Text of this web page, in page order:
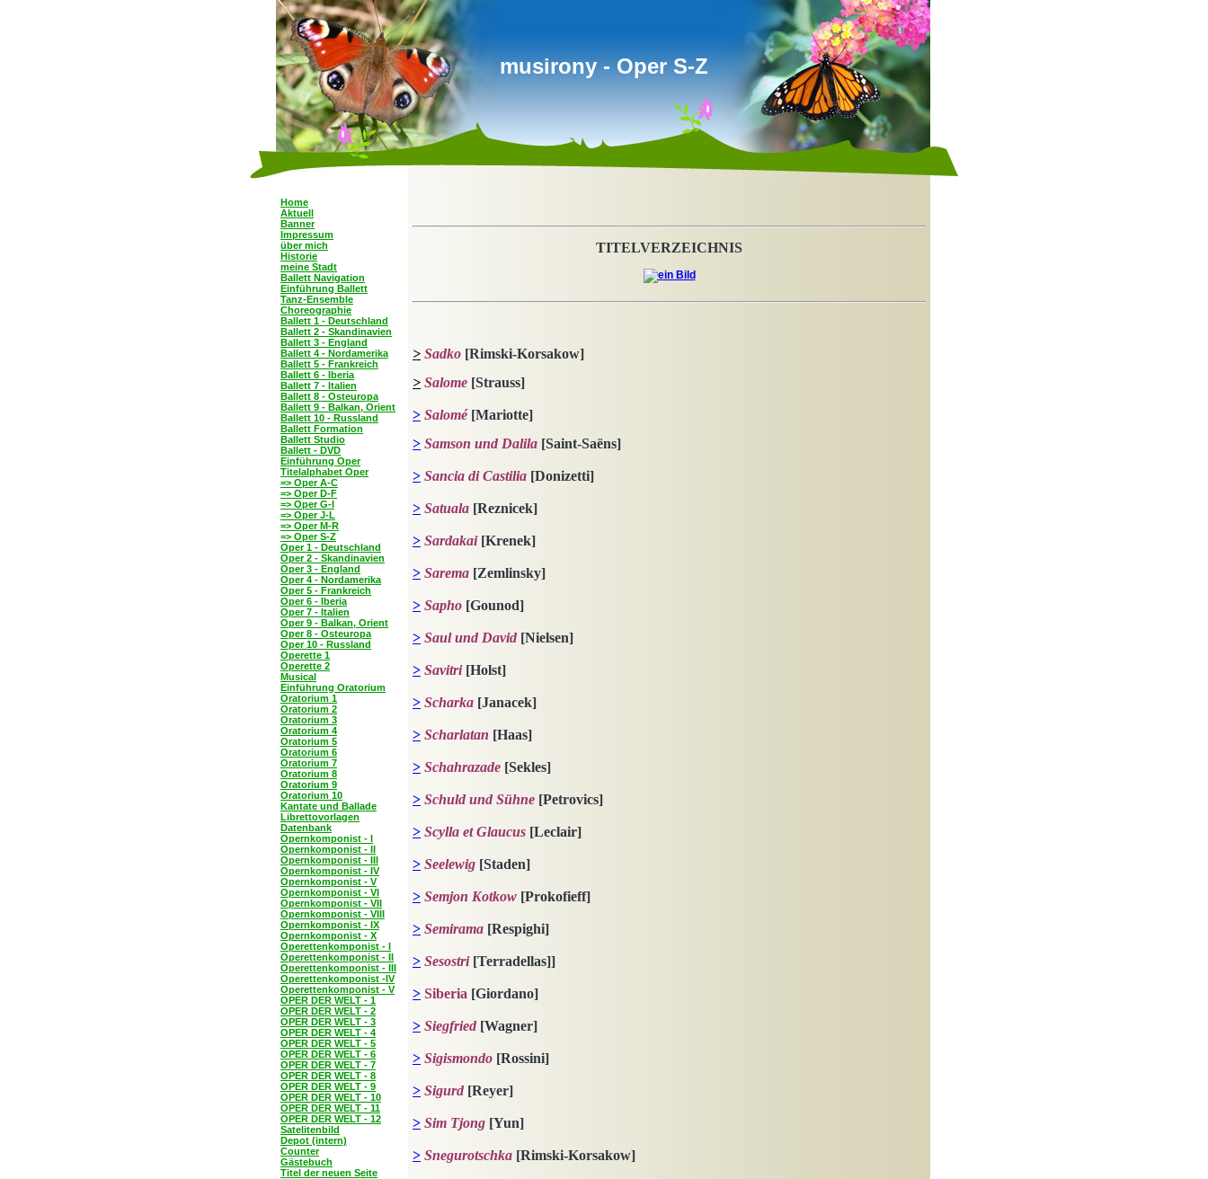
musirony - Oper S-Z
Home
Aktuell
Banner
Impressum
über mich
Historie
meine Stadt
Ballett Navigation
Einführung Ballett
Tanz-Ensemble
Choreographie
Ballett 1 - Deutschland
Ballett 2 - Skandinavien
Ballett 3 - England
Ballett 4 - Nordamerika
Ballett 5 - Frankreich
Ballett 6 - Iberia
Ballett 7 - Italien
Ballett 8 - Osteuropa
Ballett 9 - Balkan, Orient
Ballett 10 - Russland
Ballett Formation
Ballett Studio
Ballett - DVD
Einführung Oper
Titelalphabet Oper
=> Oper A-C
=> Oper D-F
=> Oper G-I
=> Oper J-L
=> Oper M-R
=> Oper S-Z
Oper 1 - Deutschland
Oper 2 - Skandinavien
Oper 3 - England
Oper 4 - Nordamerika
Oper 5 - Frankreich
Oper 6 - Iberia
Oper 7 - Italien
Oper 9 - Balkan, Orient
Oper 8 - Osteuropa
Oper 10 - Russland
Operette 1
Operette 2
Musical
Einführung Oratorium
Oratorium 1
Oratorium 2
Oratorium 3
Oratorium 4
Oratorium 5
Oratorium 6
Oratorium 7
Oratorium 8
Oratorium 9
Oratorium 10
Kantate und Ballade
Librettovorlagen
Datenbank
Opernkomponist - I
Opernkomponist - II
Opernkomponist - III
Opernkomponist - IV
Opernkomponist - V
Opernkomponist - VI
Opernkomponist - VII
Opernkomponist - VIII
Opernkomponist - IX
Opernkomponist - X
Operettenkomponist - I
Operettenkomponist - II
Operettenkomponist - III
Operettenkomponist -IV
Operettenkomponist - V
OPER DER WELT - 1
OPER DER WELT - 2
OPER DER WELT - 3
OPER DER WELT - 4
OPER DER WELT - 5
OPER DER WELT - 6
OPER DER WELT - 7
OPER DER WELT - 8
OPER DER WELT - 9
OPER DER WELT - 10
OPER DER WELT - 11
OPER DER WELT - 12
Satelitenbild
Depot (intern)
Counter
Gästebuch
Titel der neuen Seite
TITELVERZEICHNIS
> Sadko [Rimski-Korsakow]
> Salome [Strauss]
> Salomé [Mariotte]
> Samson und Dalila [Saint-Saëns]
> Sancia di Castilia [Donizetti]
> Satuala [Reznicek]
> Sardakai[Krenek]
> Sarema [Zemlinsky]
> Sapho [Gounod]
> Saul und David [Nielsen]
> Savitri[Holst]
> Scharka [Janacek]
> Scharlatan [Haas]
> Schahrazade [Sekles]
> Schuld und Sühne [Petrovics]
> Scylla et Glaucus [Leclair]
> Seelewig [Staden]
> Semjon Kotkow [Prokofieff]
> Semirama [Respighi]
> Sesostri[Terradellas]]
> Siberia [Giordano]
> Siegfried [Wagner]
> Sigismondo [Rossini]
> Sigurd [Reyer]
> Sim Tjong [Yun]
> Snegurotschka [Rimski-Korsakow]